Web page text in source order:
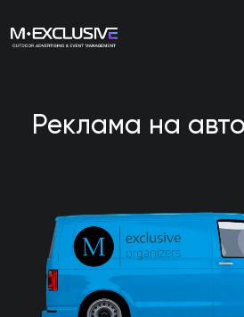
Реклама на